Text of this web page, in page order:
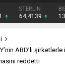
STERLİN
64,4139
ABD’li şirketlerle
reddetti